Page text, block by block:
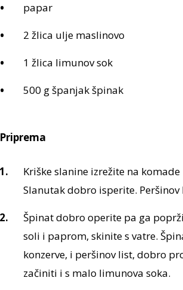
papar
2 žlica ulje maslinovo
1 žlica limunov sok
500 g španjak špinak
Priprema
Kriške slanine izrežite na
Slanutak dobro isperite.
Špinat dobro operite pa ga
soli i paprom, skinite s vatre.
konzerve, i peršinov list, dobro
začiniti i s malo limunova soka.